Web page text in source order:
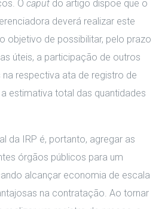
Ocaput do artigo dispõe que o
deverá realizar este
objetivo de possibilitar, pelo prazo
úteis, a participação de outros
respectiva ata de registro de
estimativa total das quantidades
da IRP é, portanto, agregar as
órgãos públicos para um
alcançar economia de escala
na contratação. Ao tornar